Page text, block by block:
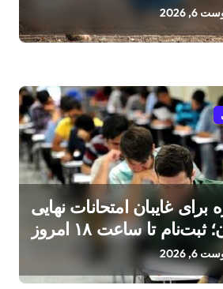
6, 2026
غایبان امتحانات نهایی
تا ساعت ۱۸ امروز
6, 2026